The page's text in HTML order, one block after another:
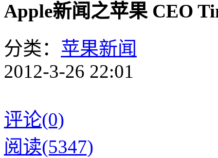
Apple新闻之苹果 CEO
分类： 苹果新闻
2012-3-26 22:01
评论(0)
阅读(5347)